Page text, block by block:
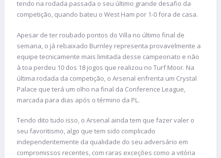
tendo na rodada passada o seu último grande desafio da
competição, quando bateu o West Ham por 1-0 fora de casa.
Apesar de ter roubado pontos do Villa no último final de
semana, o já rebaixado Burnley representa provavelmente a
equipe tecnicamente mais limitada desse campeonato e não
à toa perdeu 10 dos 18 jogos que realizou no Turf Moor. Na
última rodada da competição, o Arsenal enfrenta um Crystal
Palace que terá um olho na final da Conference League,
marcada para dias após o término da PL.
Tendo dito tudo isso, o Arsenal ainda tem que fazer valer o
seu favoritismo, algo que tem sido complicado
independentemente da qualidade do seu adversário em
compromissos recentes, com raras exceções como a vitória